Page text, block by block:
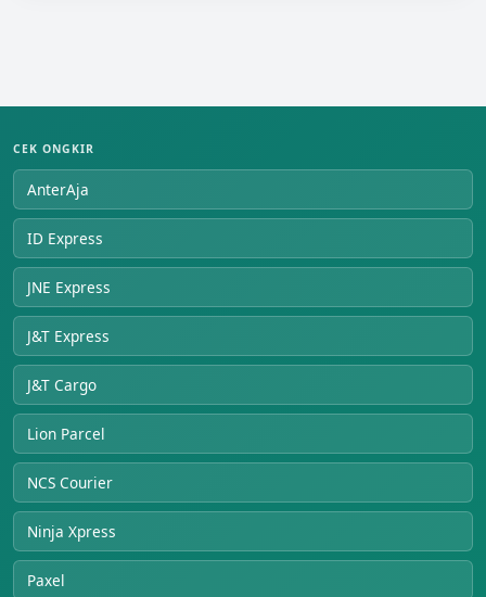
CEK ONGKIR
AnterAja
ID Express
JNE Express
J&T Express
J&T Cargo
Lion Parcel
NCS Courier
Ninja Xpress
Paxel